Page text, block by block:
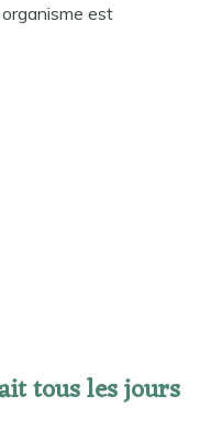
est
tous les jours